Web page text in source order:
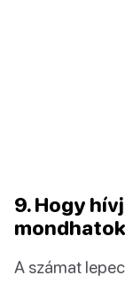
9. Hogy
A számat